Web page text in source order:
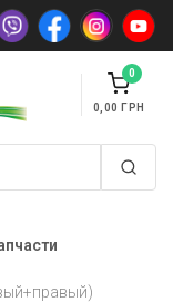
0
0,00